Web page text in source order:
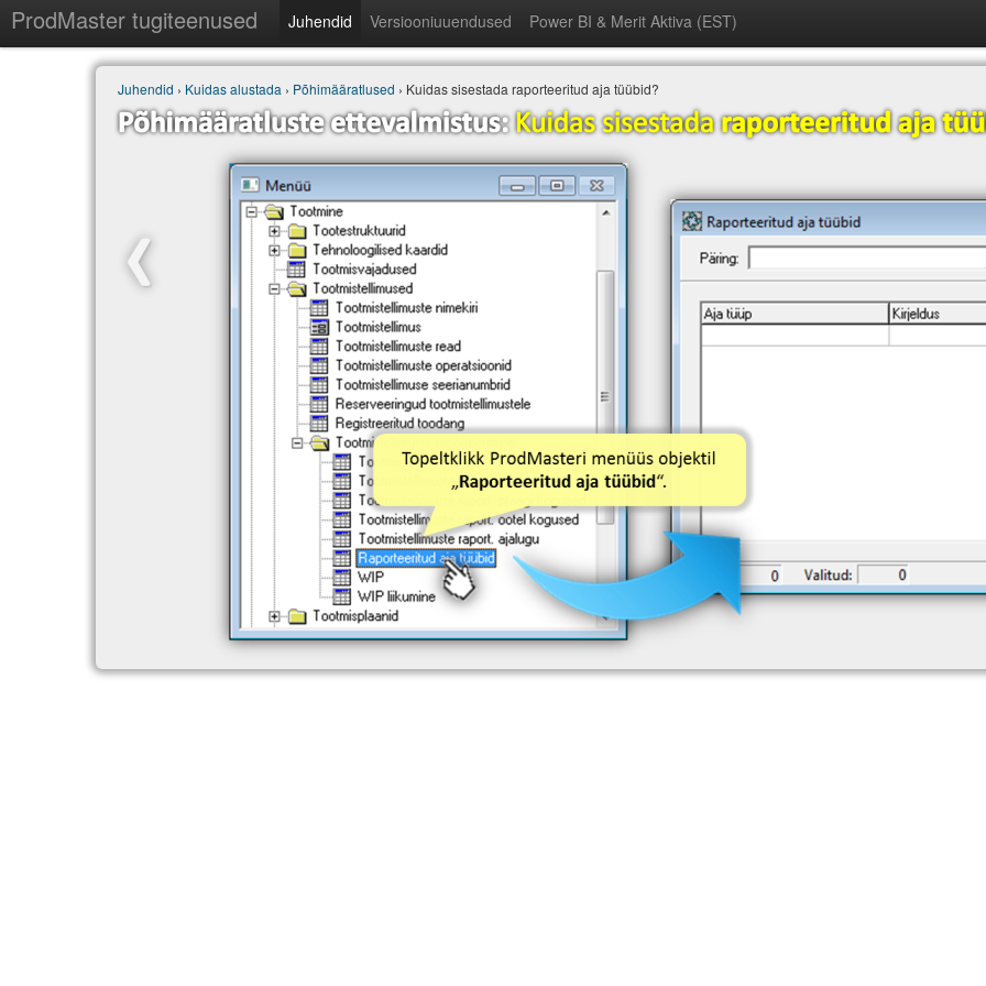
ProdMaster tugiteenused Juhendid Versiooniuuendused Power BI & Merit Aktiva (EST)
Juhendid › Kuidas alustada › Põhimääratlused › Kuidas sisestada raporteeritud aja tüübid?